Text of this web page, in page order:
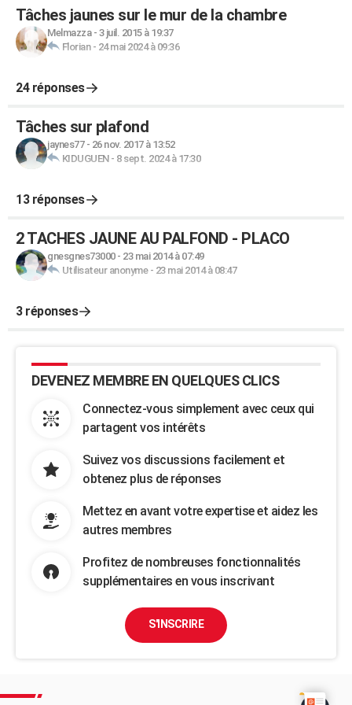
Tâches jaunes sur le mur de la chambre
Melmazza- 3 juil. 2015 à 19:37
Florian- 24 mai 2024 à 09:36
24 réponses
Tâches sur plafond
jaynes77- 26 nov. 2017 à 13:52
KIDUGUEN- 8 sept. 2024 à 17:30
13 réponses
2 TACHES JAUNE AU PALFOND - PLACO
gnesgnes73000- 23 mai 2014 à 07:49
Utilisateur anonyme- 23 mai 2014 à 08:47
3 réponses
DEVENEZ MEMBRE EN QUELQUES CLICS
Connectez-vous simplement avec ceux qui
partagent vos intérêts
Suivez vos discussions facilement et
obtenez plus de réponses
Mettez en avant votre expertise et aidez les
autres membres
Profitez de nombreuses fonctionnalités
supplémentaires en vous inscrivant
S'INSCRIRE